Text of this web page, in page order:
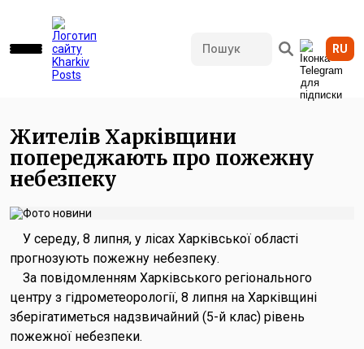
RU
533 переглядів • 07.07.2026 17:12
Жителів Харківщини
попереджають про пожежну
небезпеку
У середу, 8 липня, у лісах Харківської області
прогнозують пожежну небезпеку.
За повідомленням Харківського регіонального
центру з гідрометеорології, 8 липня на Харківщині
зберігатиметься надзвичайний (5-й клас) рівень
пожежної небезпеки.